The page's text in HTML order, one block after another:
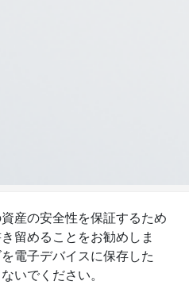
産の安全性を保証するため
留めることをお勧めしま
電子デバイスに保存した
いでください。